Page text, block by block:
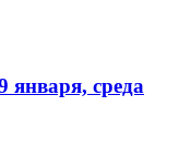
января, среда